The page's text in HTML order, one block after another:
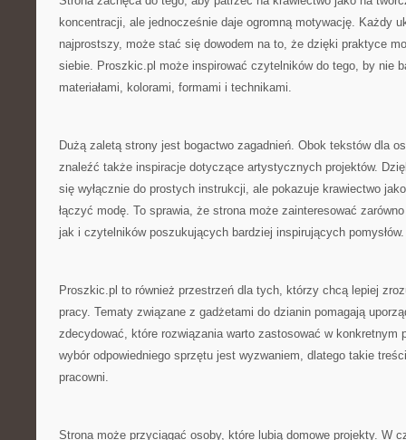
koncentracji, ale jednocześnie daje ogromną motywację. Każdy
najprostszy, może stać się dowodem na to, że dzięki praktyce
siebie. Proszkic.pl może inspirować czytelników do tego, by nie
materiałami, kolorami, formami i technikami.
Dużą zaletą strony jest bogactwo zagadnień. Obok tekstów dla
znaleźć także inspiracje dotyczące artystycznych projektów.
się wyłącznie do prostych instrukcji, ale pokazuje krawiectwo
łączyć modę. To sprawia, że strona może zainteresować
jak i czytelników poszukujących bardziej inspirujących pomysłów.
Proszkic.pl to również przestrzeń dla tych, którzy chcą lepiej
pracy. Tematy związane z gadżetami do dzianin pomagają
zdecydować, które rozwiązania warto zastosować w konkretnym
wybór odpowiedniego sprzętu jest wyzwaniem, dlatego takie
pracowni.
Strona może przyciągać osoby, które lubią domowe projekty. W